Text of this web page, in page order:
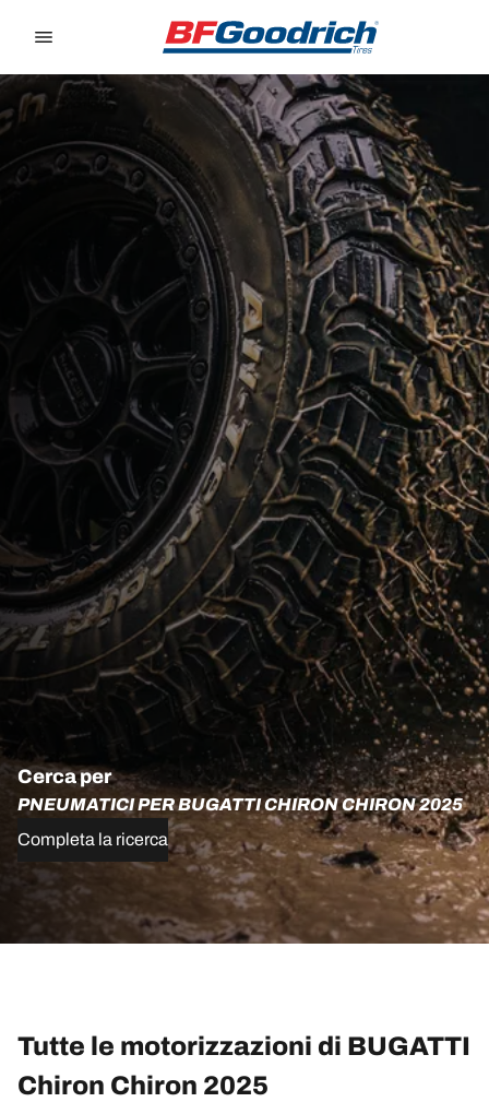
Cerca per
PNEUMATICI PER BUGATTI CHIRON CHIRON 2025
Completa la ricerca
Tutte le motorizzazioni di BUGATTI
Chiron Chiron 2025